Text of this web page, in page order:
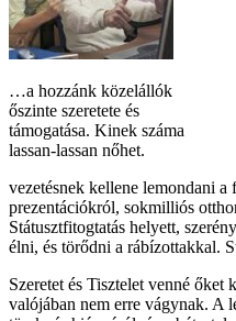
…a hozzánk közelállók
őszinte szeretete és
támogatása. Kinek száma
lassan-lassan nőhet.
vezetésnek kellene lemondani
prezentációkról, sokmilliós
Státusztfitogtatás helyett,
élni, és törődni a rábízottakkal.
Szeretet és Tisztelet venné
valójában nem erre vágynak. A